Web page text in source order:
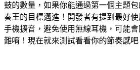
鼓的數量，如果你能通過第一個主題
奏王的目標邁進！開發者有提到最好
手機擴音，避免使用無線耳機，可能
難唷！現在就來測試看看你的節奏感吧